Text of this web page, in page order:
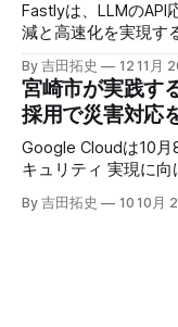
Fastlyは、LLMのAPI
減と高速化を実現す
した。キップ・コン
は、類似した質問へ
にすると説明した。
ーティングの利点を
けるGPUの経済性、
のAI戦略について語っ
By 吉田拓史 12 11月
宮崎市が実践す
採用で災害対応
Google Cloudは10
キュリティ 実現に向
自治体向けにゼロト
グラムを発表した。
By 吉田拓史 10 10月